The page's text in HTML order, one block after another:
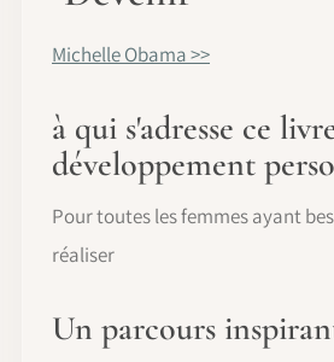
Michelle Obama >>
à qui s'adresse ce
développement
Pour toutes les femmes ayant
réaliser
Un parcours